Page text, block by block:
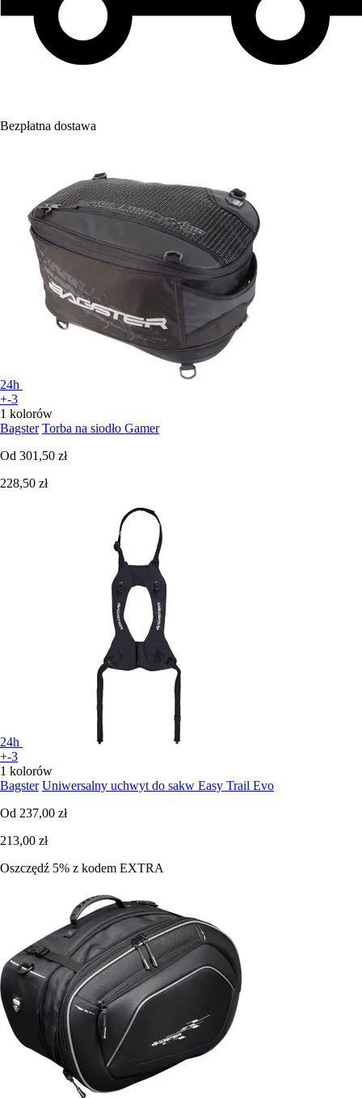
Bezpłatna dostawa
24h
+-3
1 kolorów
Bagster Torba na siodło Gamer
Od 301,50 zł
228,50 zł
24h
+-3
1 kolorów
Bagster Uniwersalny uchwyt do sakw Easy Trail Evo
Od 237,00 zł
213,00 zł
Oszczędź 5% z kodem EXTRA